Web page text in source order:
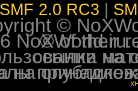
2.0 RC3
©
© 2009-2026 NoXWorld.ru. All
При использовании
на форуме